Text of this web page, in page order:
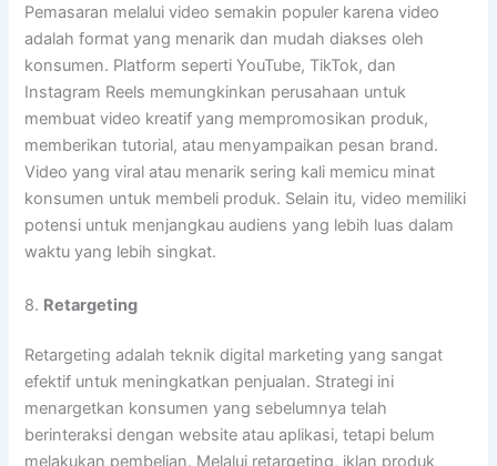
Pemasaran melalui video semakin populer karena video
adalah format yang menarik dan mudah diakses oleh
konsumen. Platform seperti YouTube, TikTok, dan
Instagram Reels memungkinkan perusahaan untuk
membuat video kreatif yang mempromosikan produk,
memberikan tutorial, atau menyampaikan pesan brand.
Video yang viral atau menarik sering kali memicu minat
konsumen untuk membeli produk. Selain itu, video memiliki
potensi untuk menjangkau audiens yang lebih luas dalam
waktu yang lebih singkat.
8. Retargeting
Retargeting adalah teknik digital marketing yang sangat
efektif untuk meningkatkan penjualan. Strategi ini
menargetkan konsumen yang sebelumnya telah
berinteraksi dengan website atau aplikasi, tetapi belum
melakukan pembelian. Melalui retargeting, iklan produk